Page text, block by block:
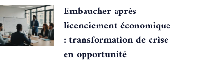
Embaucher après
licenciement économique
: transformation de crise
en opportunité